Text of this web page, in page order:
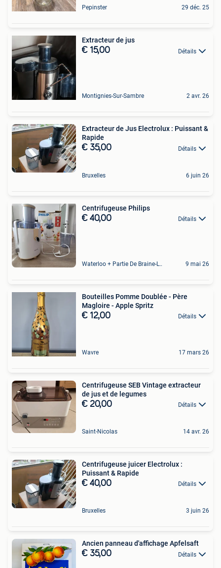
Pepinster 29 déc. 25
Extracteur de jus
€ 15,00 Détails
Montignies-Sur-Sambre 2 avr. 26
Extracteur de Jus Electrolux : Puissant &
Rapide
€ 35,00 Détails
Bruxelles 6 juin 26
Centrifugeuse Philips
€ 40,00 Détails
Waterloo + Partie De Braine-L'Alleud, De Ohain 9 mai 26
Bouteilles Pomme Doublée - Père
Magloire - Apple Spritz
€ 12,00 Détails
Wavre 17 mars 26
Centrifugeuse SEB Vintage extracteur
de jus et de legumes
€ 20,00 Détails
Saint-Nicolas 14 avr. 26
Centrifugeuse juicer Electrolux :
Puissant & Rapide
€ 40,00 Détails
Bruxelles 3 juin 26
Ancien panneau d'affichage Apfelsaft
€ 35,00 Détails